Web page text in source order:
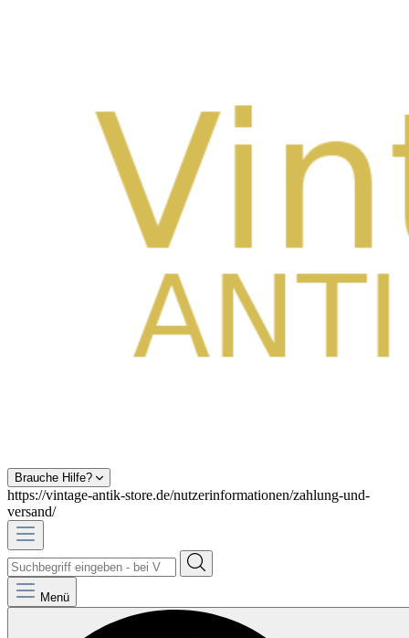
Brauche Hilfe?
https://vintage-antik-store.de/nutzerinformationen/zahlung-und-
versand/
Menü